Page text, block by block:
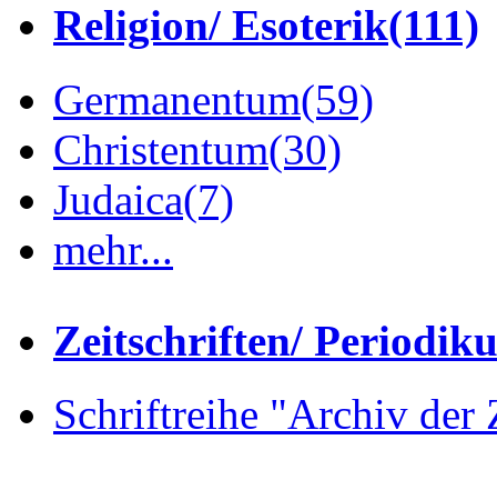
Religion/ Esoterik(111)
Germanentum(59)
Christentum(30)
Judaica(7)
mehr...
Zeitschriften/
Schriftreihe "Archiv der